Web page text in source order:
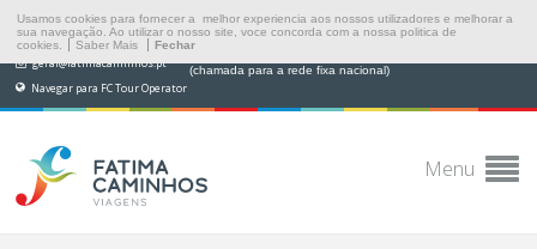
Usamos cookies para fornecer a melhor experiencia aos nossos utilizadores e melhorar a
sua navegação. Ao utilizar o nosso site, voce concorda com a nossa politica de
cookies.
Saber Mais Fechar
geral@fatimacaminhos.pt (chamada para a rede fixa nacional)
Navegar para FC Tour Operator
Menu